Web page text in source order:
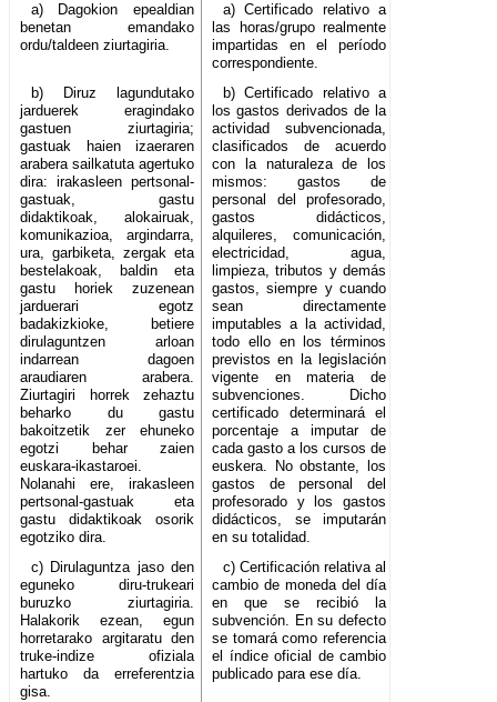
a) Dagokion epealdian
benetan emandako
ordu/taldeen ziurtagiria.
a) Certificado relativo a
las horas/grupo realmente
impartidas en el período
correspondiente.
b) Diruz lagundutako
jarduerek eragindako
gastuen ziurtagiria;
gastuak haien izaeraren
arabera sailkatuta agertuko
dira: irakasleen pertsonal-
gastuak, gastu
didaktikoak, alokairuak,
komunikazioa, argindarra,
ura, garbiketa, zergak eta
bestelakoak, baldin eta
gastu horiek zuzenean
jarduerari egotz
badakizkioke, betiere
dirulaguntzen arloan
indarrean dagoen
araudiaren arabera.
Ziurtagiri horrek zehaztu
beharko du gastu
bakoitzetik zer ehuneko
egotzi behar zaien
euskara-ikastaroei.
Nolanahi ere, irakasleen
pertsonal-gastuak eta
gastu didaktikoak osorik
egotziko dira.
b) Certificado relativo a
los gastos derivados de la
actividad subvencionada,
clasificados de acuerdo
con la naturaleza de los
mismos: gastos de
personal del profesorado,
gastos didácticos,
alquileres, comunicación,
electricidad, agua,
limpieza, tributos y demás
gastos, siempre y cuando
sean directamente
imputables a la actividad,
todo ello en los términos
previstos en la legislación
vigente en materia de
subvenciones. Dicho
certificado determinará el
porcentaje a imputar de
cada gasto a los cursos de
euskera. No obstante, los
gastos de personal del
profesorado y los gastos
didácticos, se imputarán
en su totalidad.
c) Dirulaguntza jaso den
eguneko diru-trukeari
buruzko ziurtagiria.
Halakorik ezean, egun
horretarako argitaratu den
truke-indize ofiziala
hartuko da erreferentzia
gisa.
c) Certificación relativa al
cambio de moneda del día
en que se recibió la
subvención. En su defecto
se tomará como referencia
el índice oficial de cambio
publicado para ese día.